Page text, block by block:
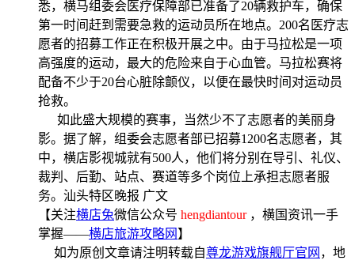
悉，横马组委会医疗保障部已准备了20辆救护车，确保
第一时间赶到需要急救的运动员所在地点。 200名医疗志
愿者的招募工作正在积极开展之中。由于马拉松是一项
高强度的运动，最大的危险来自于心血管。马拉松赛将
配备不少于20台心脏除颤仪，以便在最快时间对运动员
抢救。
如此盛大规模的赛事，当然少不了志愿者的美丽身
影。据了解，组委会志愿者部已招募1200名志愿者，其
中，横店影视城就有500人，他们将分别在导引、礼仪、
裁判、后勤、站点、赛道等多个岗位上承担志愿者服
务。汕头特区晚报 广文
【关注横店兔微信公众号 hengdiantour，横国资讯一手
掌握——横店旅游攻略网 】
如为原创文章请注明转载自尊龙游戏旗舰厅官网 ，地